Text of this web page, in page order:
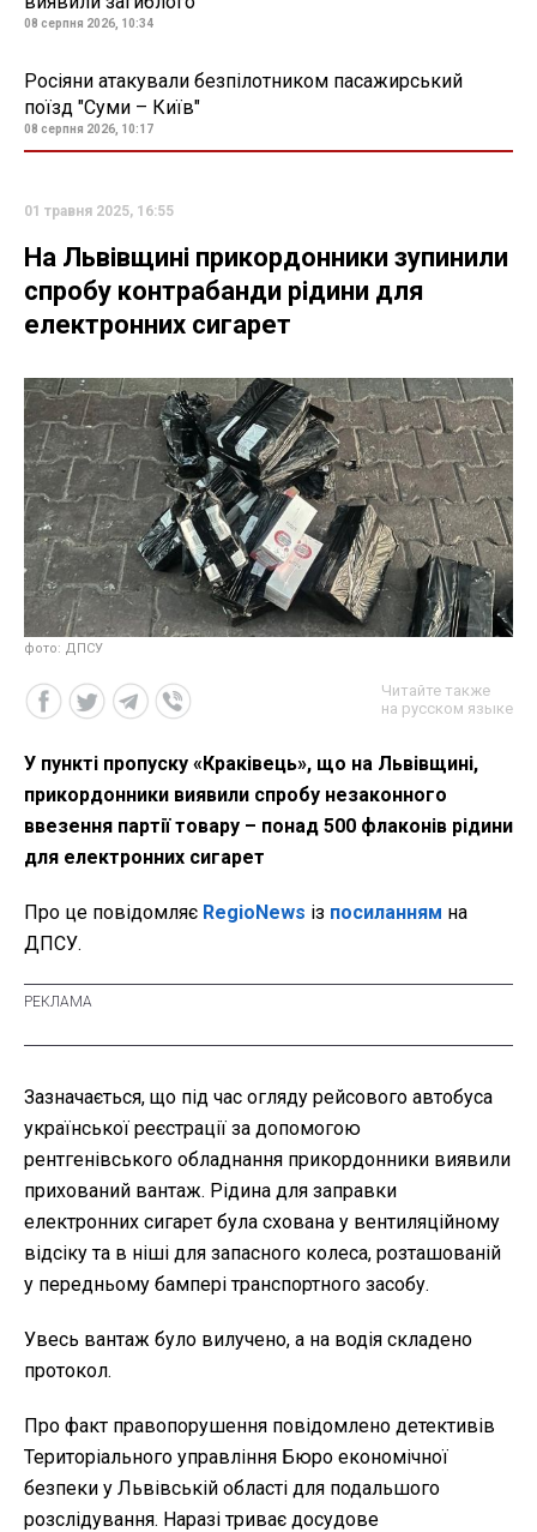
08 серпня 2026, 10:34
Росіяни атакували безпілотником пасажирський
поїзд "Суми – Київ"
08 серпня 2026, 10:17
01 травня 2025, 16:55
На Львівщині прикордонники зупинили
спробу контрабанди рідини для
електронних сигарет
фото: ДПСУ
Читайте также
на русском языке
У пункті пропуску «Краківець», що на Львівщині,
прикордонники виявили спробу незаконного
ввезення партії товару – понад 500 флаконів рідини
для електронних сигарет
Про це повідомляє RegioNews із посиланням на
ДПСУ.
Зазначається, що під час огляду рейсового автобуса
української реєстрації за допомогою
рентгенівського обладнання прикордонники виявили
прихований вантаж. Рідина для заправки
електронних сигарет була схована у вентиляційному
відсіку та в ніші для запасного колеса, розташованій
у передньому бампері транспортного засобу.
Увесь вантаж було вилучено, а на водія складено
протокол.
Про факт правопорушення повідомлено детективів
Територіального управління Бюро економічної
безпеки у Львівській області для подальшого
розслідування. Наразі триває досудове